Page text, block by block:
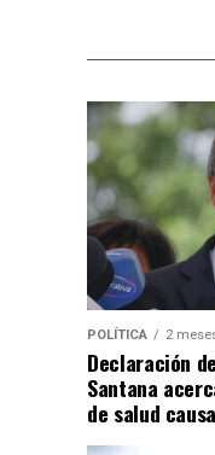
POLÍTICA 2
Declaración
Santana
de salud